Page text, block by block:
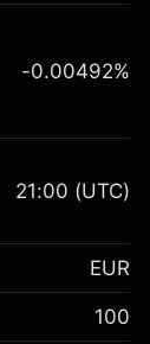
€1,000.00
-0.017307
%
€1,000.00
-0.00492%
21:00 (UTC)
EUR
100